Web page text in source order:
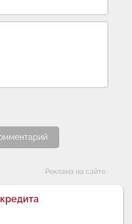
Реклама на сайте